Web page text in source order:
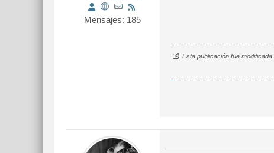
Mensajes: 185
Esta publicación fue